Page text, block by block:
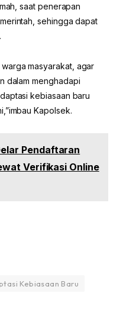
saat penerapan
sehingga dapat
masyarakat, agar
dalam menghadapi
kebiasaan baru
Kapolsek.
Pendaftaran
Verifikasi Online
Kebiasaan Baru